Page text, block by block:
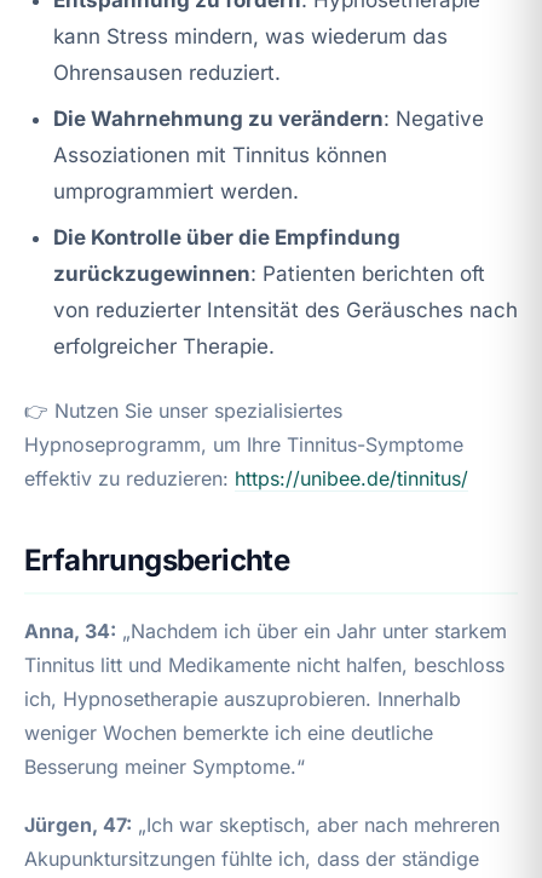
kann Stress mindern, was wiederum das
Ohrensausen reduziert.
Die Wahrnehmung zu verändern: Negative
Assoziationen mit Tinnitus können
umprogrammiert werden.
Die Kontrolle über die Empfindung
zurückzugewinnen: Patienten berichten oft
von reduzierter Intensität des Geräusches nach
erfolgreicher Therapie.
👉 Nutzen Sie unser spezialisiertes
Hypnoseprogramm, um Ihre Tinnitus-Symptome
effektiv zu reduzieren: https://unibee.de/tinnitus/
Erfahrungsberichte
Anna, 34: „Nachdem ich über ein Jahr unter starkem
Tinnitus litt und Medikamente nicht halfen, beschloss
ich, Hypnosetherapie auszuprobieren. Innerhalb
weniger Wochen bemerkte ich eine deutliche
Besserung meiner Symptome.“
Jürgen, 47: „Ich war skeptisch, aber nach mehreren
Akupunktursitzungen fühlte ich, dass der ständige